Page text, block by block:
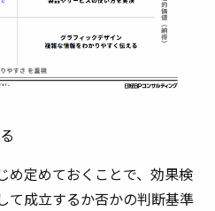
め定めておくことで、効果検
て成立するか否かの判断基準